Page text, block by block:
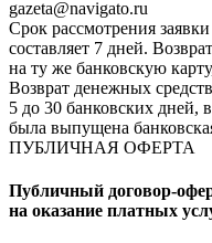
gazeta@navigato.ru
Срок рассмотрения
составляет 7 дней.
на ту же банковскую
Возврат денежных
5 до 30 банковских дней,
была выпущена
ПУБЛИЧНАЯ ОФЕРТА
Публичный договор-
на оказание платных